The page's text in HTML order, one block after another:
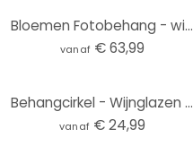
Bloemen Fotobehang - wilde bloemen in krijtlook grijs - Bloomery Decor
vanaf € 63,99
Behangcirkel - Wijnglazen - vliesbehang/zelfklevend vliesbehang
vanaf € 24,99